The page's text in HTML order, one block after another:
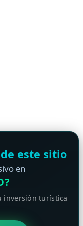
este sitio
en
inversión turística